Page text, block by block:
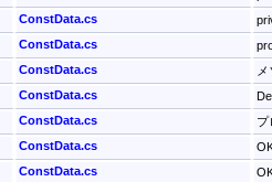
ConstData.cs
ConstData.cs
ConstData.cs
ConstData.cs
ConstData.cs
プ
ConstData.cs
ConstData.cs